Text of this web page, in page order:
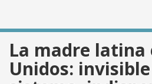
La madre latina
Unidos: